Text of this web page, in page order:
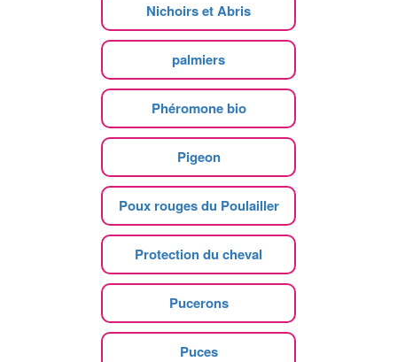
Nichoirs et Abris
palmiers
Phéromone bio
Pigeon
Poux rouges du Poulailler
Protection du cheval
Pucerons
Puces